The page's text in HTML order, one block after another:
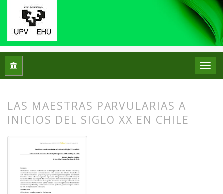
Inicio
LAS MAESTRAS PARVULARIAS A
INICIOS DEL SIGLO XX EN CHILE